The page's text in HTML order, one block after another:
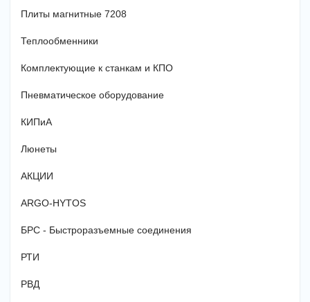
Плиты магнитные 7208
Теплообменники
Комплектующие к станкам и КПО
Пневматическое оборудование
КИПиА
Люнеты
АКЦИИ
ARGO-HYTOS
БРС - Быстроразъемные соединения
РТИ
РВД